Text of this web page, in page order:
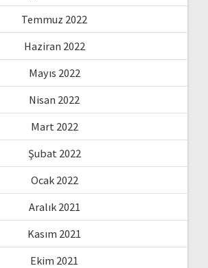
Temmuz 2022
Haziran 2022
Mayıs 2022
Nisan 2022
Mart 2022
Şubat 2022
Ocak 2022
Aralık 2021
Kasım 2021
Ekim 2021